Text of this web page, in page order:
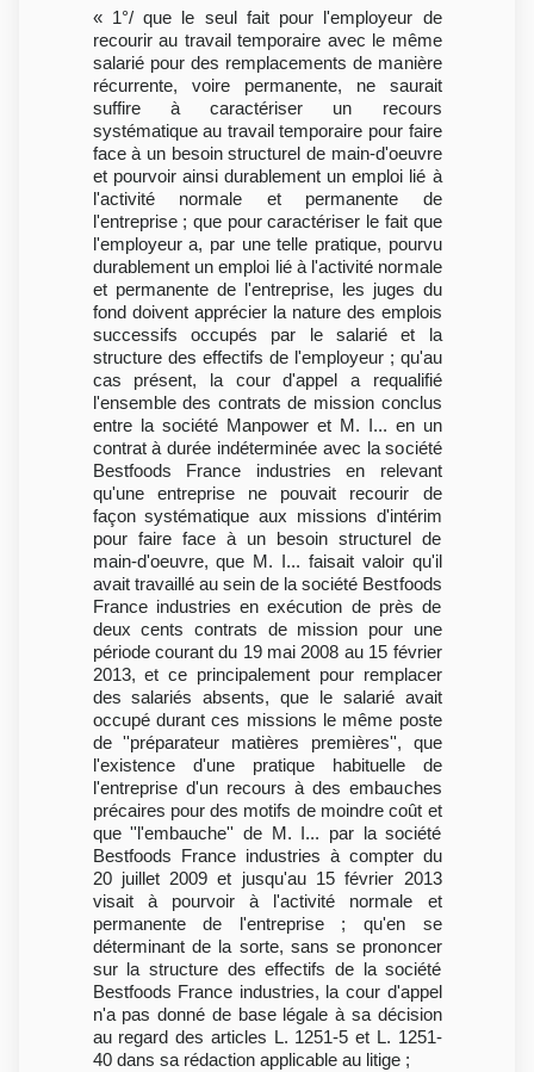
« 1°/ que le seul fait pour l'employeur de
recourir au travail temporaire avec le même
salarié pour des remplacements de manière
récurrente, voire permanente, ne saurait
suffire à caractériser un recours
systématique au travail temporaire pour faire
face à un besoin structurel de main-d'oeuvre
et pourvoir ainsi durablement un emploi lié à
l'activité normale et permanente de
l'entreprise ; que pour caractériser le fait que
l'employeur a, par une telle pratique, pourvu
durablement un emploi lié à l'activité normale
et permanente de l'entreprise, les juges du
fond doivent apprécier la nature des emplois
successifs occupés par le salarié et la
structure des effectifs de l'employeur ; qu'au
cas présent, la cour d'appel a requalifié
l'ensemble des contrats de mission conclus
entre la société Manpower et M. I... en un
contrat à durée indéterminée avec la société
Bestfoods France industries en relevant
qu'une entreprise ne pouvait recourir de
façon systématique aux missions d'intérim
pour faire face à un besoin structurel de
main-d'oeuvre, que M. I... faisait valoir qu'il
avait travaillé au sein de la société Bestfoods
France industries en exécution de près de
deux cents contrats de mission pour une
période courant du 19 mai 2008 au 15 février
2013, et ce principalement pour remplacer
des salariés absents, que le salarié avait
occupé durant ces missions le même poste
de ''préparateur matières premières'', que
l'existence d'une pratique habituelle de
l'entreprise d'un recours à des embauches
précaires pour des motifs de moindre coût et
que ''l'embauche'' de M. I... par la société
Bestfoods France industries à compter du
20 juillet 2009 et jusqu'au 15 février 2013
visait à pourvoir à l'activité normale et
permanente de l'entreprise ; qu'en se
déterminant de la sorte, sans se prononcer
sur la structure des effectifs de la société
Bestfoods France industries, la cour d'appel
n'a pas donné de base légale à sa décision
au regard des articles L. 1251-5 et L. 1251-
40 dans sa rédaction applicable au litige ;